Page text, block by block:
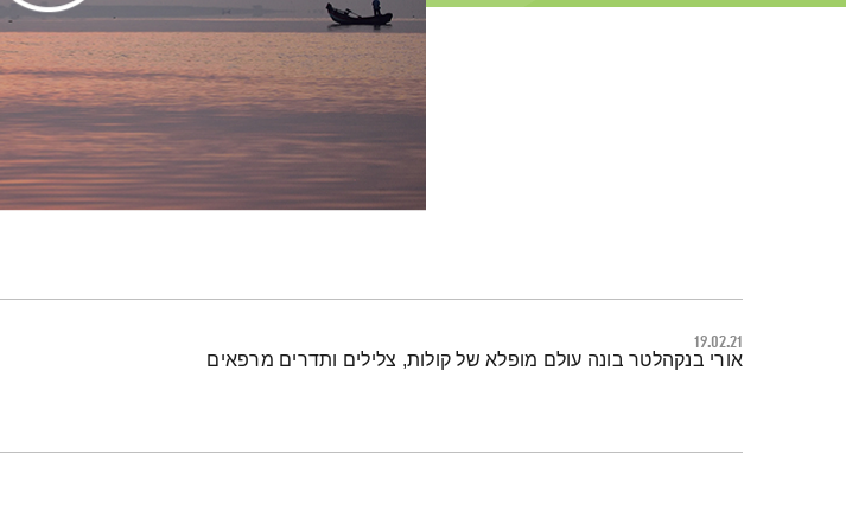
19.02.21
תמצית הפודקאסט
אורי בנקהלטר בונה עולם מופלא של קולות, צלילים ותדרים מרפאים